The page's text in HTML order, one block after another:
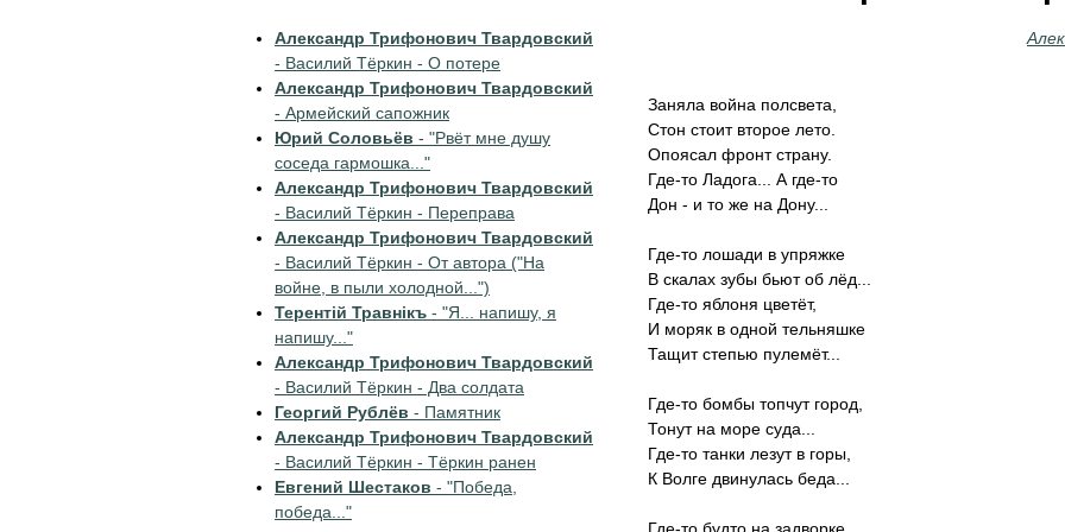
Заняла война полсвета,
Стон стоит второе лето.
Опоясал фронт страну.
Где-то Ладога... А где-то
Дон - и то же на Дону...
Где-то лошади в упряжке
В скалах зубы бьют об лёд...
Где-то яблоня цветёт,
И моряк в одной тельняшке
Тащит степью пулемёт...
Где-то бомбы топчут город,
Тонут на море суда...
Где-то танки лезут в горы,
К Волге двинулась беда...
Александр Трифонович Твардовский
- Василий Тёркин - О потере
Александр Трифонович Твардовский
- Армейский сапожник
Юрий Соловьёв - "Рвёт мне душу
соседа гармошка..."
Александр Трифонович Твардовский
- Василий Тёркин - Переправа
Александр Трифонович Твардовский
- Василий Тёркин - От автора ("На
войне, в пыли холодной...")
Терентiй Травнiкъ - "Я... напишу, я
напишу..."
Александр Трифонович Твардовский
- Василий Тёркин - Два солдата
Георгий Рублёв - Памятник
Александр Трифонович Твардовский
- Василий Тёркин - Тёркин ранен
Евгений Шестаков - "Победа,
победа..."